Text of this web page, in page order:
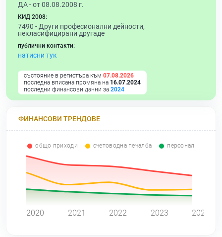
ДА - от 08.08.2008 г.
КИД 2008:
7490 - Други професионални дейности,
некласифицирани другаде
публични контакти:
натисни тук
състояние в регистъра към 07.08.2026
последна вписана промяна на 16.07.2024
последни финансови данни за 2024
ФИНАНСОВИ ТРЕНДОВЕ
общо приходи счетоводна печалба персонал
2020 2021 2022 2023 2024